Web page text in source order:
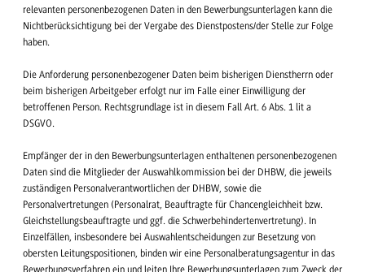
relevanten personenbezogenen Daten in den Bewerbungsunterlagen kann die
Nichtberücksichtigung bei der Vergabe des Dienstpostens/der Stelle zur Folge
haben.
Die Anforderung personenbezogener Daten beim bisherigen Dienstherrn oder
beim bisherigen Arbeitgeber erfolgt nur im Falle einer Einwilligung der
betroffenen Person. Rechtsgrundlage ist in diesem Fall Art. 6 Abs. 1 lit a
DSGVO.
Empfänger der in den Bewerbungsunterlagen enthaltenen personenbezogenen
Daten sind die Mitglieder der Auswahlkommission bei der DHBW, die jeweils
zuständigen Personalverantwortlichen der DHBW, sowie die
Personalvertretungen (Personalrat, Beauftragte für Chancengleichheit bzw.
Gleichstellungsbeauftragte und ggf. die Schwerbehindertenvertretung). In
Einzelfällen, insbesondere bei Auswahlentscheidungen zur Besetzung von
obersten Leitungspositionen, binden wir eine Personalberatungsagentur in das
Bewerbungsverfahren ein und leiten Ihre Bewerbungsunterlagen zum Zweck der